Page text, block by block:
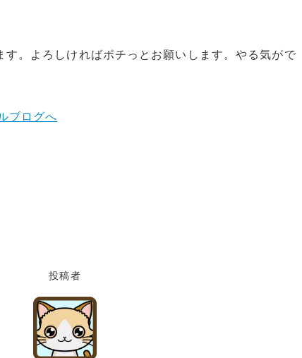
。よろしければポチっとお願いします。やる気がで
投稿者